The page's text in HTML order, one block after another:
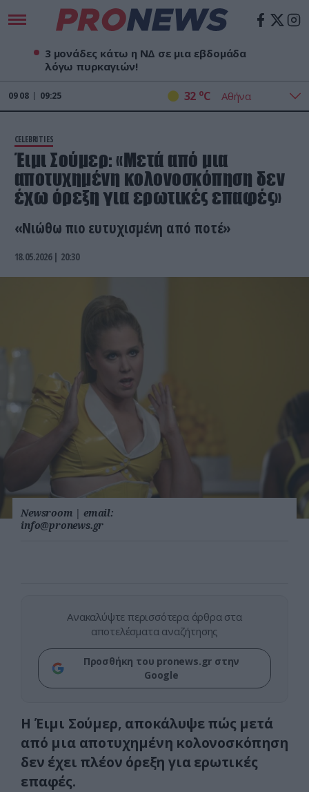
3 μονάδες κάτω η ΝΔ σε μια εβδομάδα
λόγω πυρκαγιών!
09 08 09:25 32 oC
CELEBRITIES
Έιμι Σούμερ: «Μετά από μια
αποτυχημένη κολονοσκόπηση δεν
έχω όρεξη για ερωτικές επαφές»
«Νιώθω πιο ευτυχισμένη από ποτέ»
18.05.2026 | 20:30
Newsroom | email:
info@pronews.gr
Ανακαλύψτε περισσότερα άρθρα στα
αποτελέσματα αναζήτησης
Προσθήκη του pronews.gr στην
Google
Η Έιμι Σούμερ, αποκάλυψε πώς μετά
από μια αποτυχημένη κολονοσκόπηση
δεν έχει πλέον όρεξη για ερωτικές
επαφές.